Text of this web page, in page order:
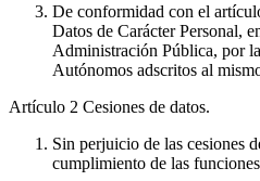
De conformidad con el
Datos de Carácter Personal,
Administración Pública, por
Autónomos adscritos al
Artículo 2 Cesiones de datos.
Sin perjuicio de las cesiones
cumplimiento de las